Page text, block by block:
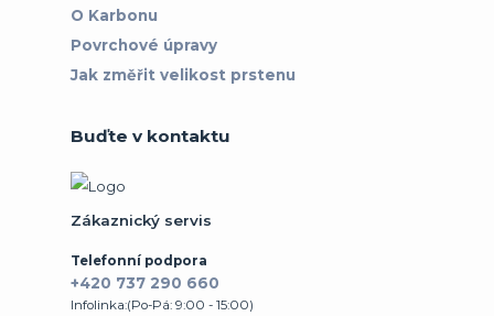
O Karbonu
Povrchové úpravy
Jak změřit velikost prstenu
Buďte v kontaktu
Zákaznický servis
Telefonní podpora
+420 737 290 660
Infolinka:(Po-Pá: 9:00 - 15:00)